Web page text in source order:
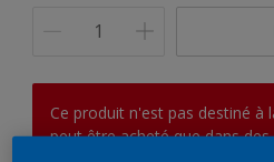
Ce produit n'est pas destiné à
peut être acheté que dans